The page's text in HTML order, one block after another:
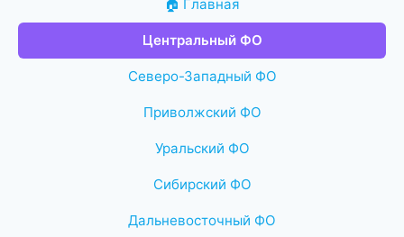
🏠 Главная
Центральный ФО
Северо-Западный ФО
Приволжский ФО
Уральский ФО
Сибирский ФО
Дальневосточный ФО